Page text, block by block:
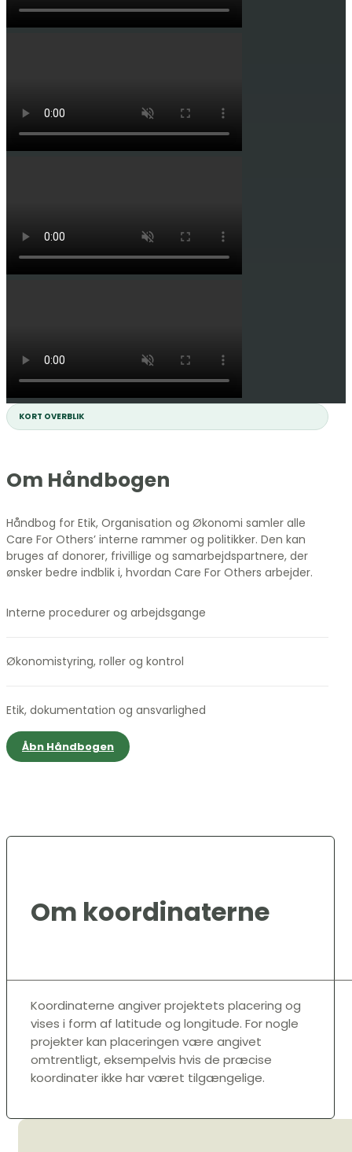
KORT OVERBLIK
Om Håndbogen
Håndbog for Etik, Organisation og Økonomi samler alle
Care For Others’ interne rammer og politikker. Den kan
bruges af donorer, frivillige og samarbejdspartnere, der
ønsker bedre indblik i, hvordan Care For Others arbejder.
Interne procedurer og arbejdsgange
Økonomistyring, roller og kontrol
Etik, dokumentation og ansvarlighed
Åbn Håndbogen
Om koordinaterne
Koordinaterne angiver projektets placering og
vises i form af latitude og longitude. For nogle
projekter kan placeringen være angivet
omtrentligt, eksempelvis hvis de præcise
koordinater ikke har været tilgængelige.